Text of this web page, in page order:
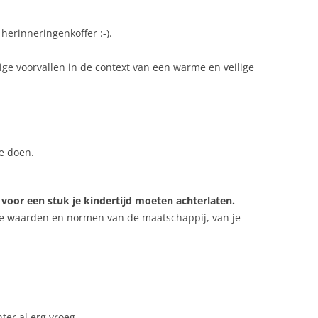
:-).
voorvallen in de context van een warme en veilige
doen.
een stuk je kindertijd moeten achterlaten.
waarden en normen van de maatschappij, van je